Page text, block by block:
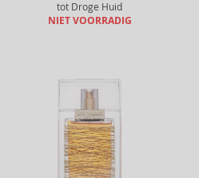
tot Droge Huid
NIET VOORRADIG